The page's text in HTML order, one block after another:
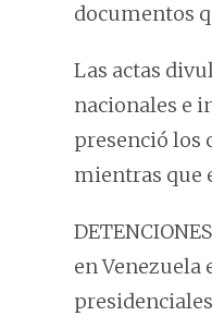
documentos
Las actas
nacionales e
presenció los
mientras que
en Venezuela